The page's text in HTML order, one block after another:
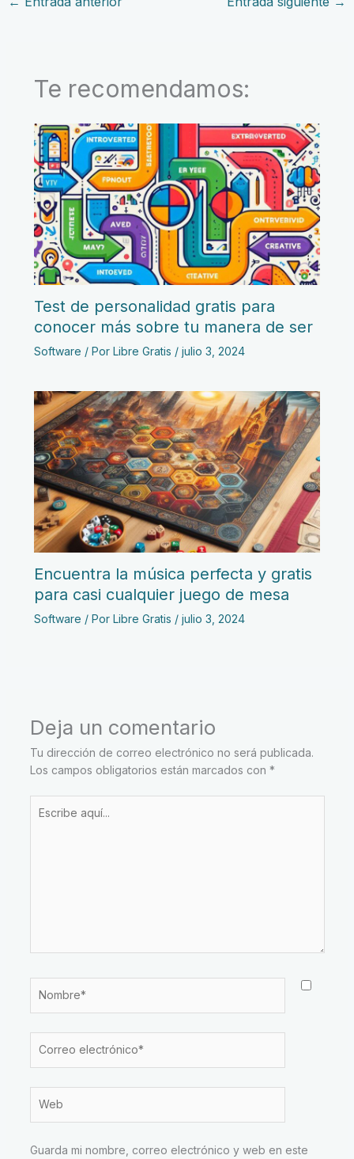
Te recomendamos:
Test de personalidad gratis para
conocer más sobre tu manera de ser
Software / Por Libre Gratis / julio 3, 2024
Encuentra la música perfecta y gratis
para casi cualquier juego de mesa
Software / Por Libre Gratis / julio 3, 2024
Deja un comentario
Tu dirección de correo electrónico no será publicada.
Los campos obligatorios están marcados con *
aquí...
electrónico*
Guarda mi nombre, correo electrónico y web en este